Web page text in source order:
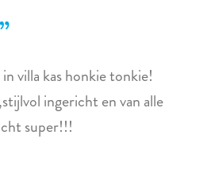
villa kas honkie tonkie!
ingericht en van alle
super!!!